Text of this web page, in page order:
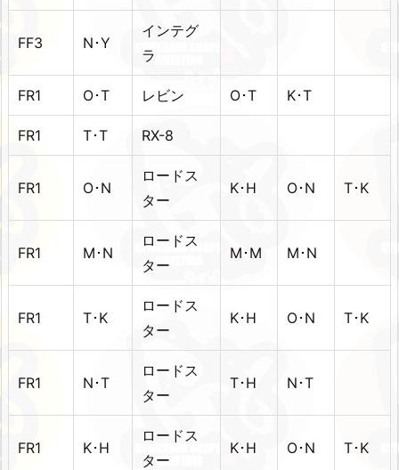
FF3 N･Y
インテグ
ラ
FR1 O･T レビン O･T K･T
FR1 T･T RX-8
FR1 O･N
ロードス
ター
K･H O･N T･K
FR1 M･N
ロードス
ター
M･M M･N
FR1 T･K
ロードス
ター
K･H O･N T･K
FR1 N･T
ロードス
ター
T･H N･T
FR1 K･H
ロードス
ター
K･H O･N T･K